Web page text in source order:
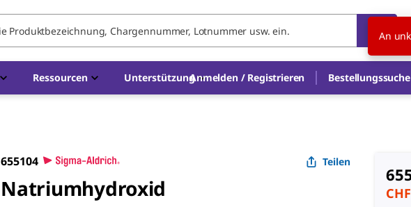
Ressourcen UnterstützungAnmelden / Registrieren Bestellungssuche
655104 Teilen
Natriumhydroxid
An